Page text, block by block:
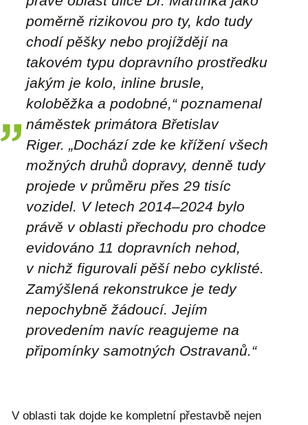
poměrně rizikovou pro ty, kdo tudy
chodí pěšky nebo projíždějí na
takovém typu dopravního prostředku
jakým je kolo, inline brusle,
koloběžka a podobné,“ poznamenal
náměstek primátora Břetislav
Riger. „Dochází zde ke křížení všech
možných druhů dopravy, denně tudy
projede v průměru přes 29 tisíc
vozidel. V letech 2014–2024 bylo
právě v oblasti přechodu pro chodce
evidováno 11 dopravních nehod,
v nichž figurovali pěší nebo cyklisté.
Zamýšlená rekonstrukce je tedy
nepochybně žádoucí. Jejím
provedením navíc reagujeme na
připomínky samotných Ostravanů.“
V oblasti tak dojde ke kompletní přestavbě nejen